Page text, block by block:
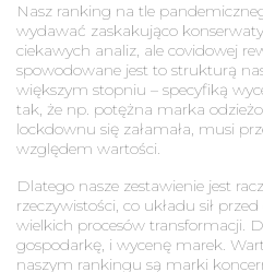
Nasz ranking na tle
wydawać zaskakująco
ciekawych analiz, ale covidowej
spowodowane jest to strukturą
większym stopniu – specyfiką
tak, że np. potężna marka
lockdownu się załamała, musi
względem wartości.
Dlatego nasze zestawienie jest
rzeczywistości, co układu sił
wielkich procesów transformacji.
gospodarkę, i wycenę marek.
naszym rankingu są marki